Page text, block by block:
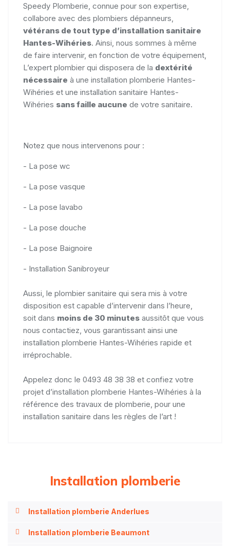
Speedy Plomberie, connue pour son expertise,
collabore avec des plombiers dépanneurs,
vétérans de tout type d’installation sanitaire
Hantes-Wihéries. Ainsi, nous sommes à même
de faire intervenir, en fonction de votre équipement,
L’expert plombier qui disposera de la dextérité
nécessaire à une installation plomberie Hantes-
Wihéries et une installation sanitaire Hantes-
Wihéries sans faille aucune de votre sanitaire.
Notez que nous intervenons pour :
- La pose wc
- La pose vasque
- La pose lavabo
- La pose douche
- La pose Baignoire
- Installation Sanibroyeur
Aussi, le plombier sanitaire qui sera mis à votre
disposition est capable d’intervenir dans l’heure,
soit dans moins de 30 minutes aussitôt que vous
nous contactiez, vous garantissant ainsi une
installation plomberie Hantes-Wihéries rapide et
irréprochable.
Appelez donc le 0493 48 38 38 et confiez votre
projet d’installation plomberie Hantes-Wihéries à la
référence des travaux de plomberie, pour une
installation sanitaire dans les règles de l’art !
Installation plomberie
Installation plomberie Anderlues
Installation plomberie Beaumont